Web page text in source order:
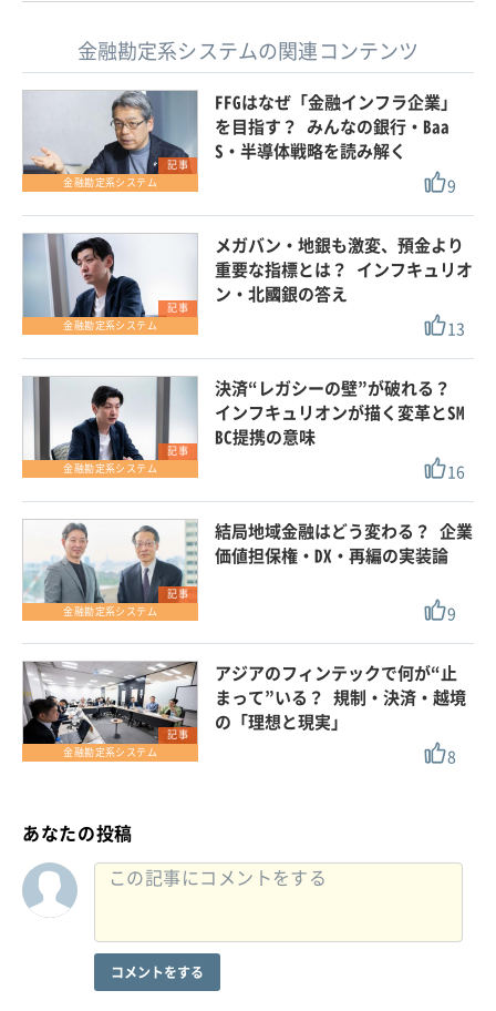
金融勘定系システムの関連コンテンツ
記事
金融勘定系システム
FFGはなぜ「金融インフラ企業」
を目指す？ みんなの銀行・Baa
S・半導体戦略を読み解く
9
記事
金融勘定系システム
メガバン・地銀も激変、預金より
重要な指標とは？ インフキュリオ
ン・北國銀の答え
13
記事
金融勘定系システム
決済“レガシーの壁”が破れる？
インフキュリオンが描く変革とSM
BC提携の意味
16
記事
金融勘定系システム
結局地域金融はどう変わる？ 企業
価値担保権・DX・再編の実装論
9
記事
金融勘定系システム
アジアのフィンテックで何が“止
まって”いる？ 規制・決済・越境
の「理想と現実」
8
あなたの投稿
コメントをする